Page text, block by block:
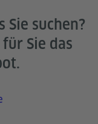
Sie suchen?
Sie das